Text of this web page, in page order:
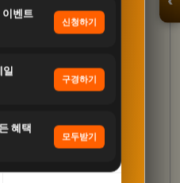
벤트
신청하기
일
구경하기
혜택
모두받기